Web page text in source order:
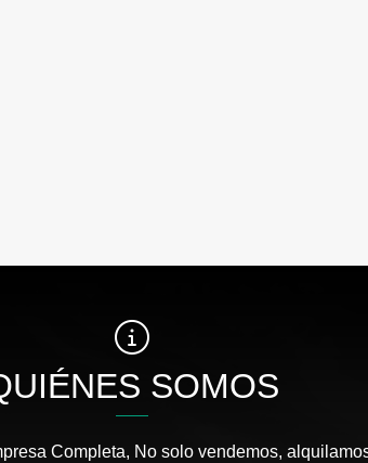
SOMOS
Completa, No solo vendemos,